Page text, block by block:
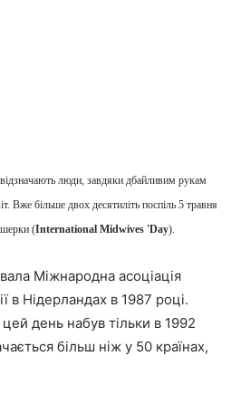
люди, завдяки дбайливим рукам
Вже більше двох десятиліть поспіль 5 травня
(International Midwives 'Day).
Міжнародна асоціація
в Нідерландах в 1987 році.
день набув тільки в 1992
більш ніж у 50 країнах,